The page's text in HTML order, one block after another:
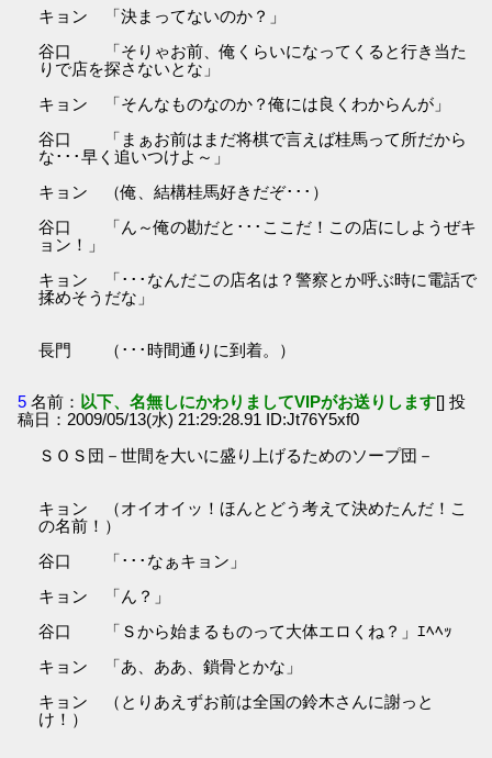
キョン 「決まってないのか？」
谷口 「そりゃお前、俺くらいになってくると行き当た
りで店を探さないとな」
キョン 「そんなものなのか？俺には良くわからんが」
谷口 「まぁお前はまだ将棋で言えば桂馬って所だから
な･･･早く追いつけよ～」
キョン （俺、結構桂馬好きだぞ･･･）
谷口 「ん～俺の勘だと･･･ここだ！この店にしようぜキ
ョン！」
キョン 「･･･なんだこの店名は？警察とか呼ぶ時に電話で
揉めそうだな」
長門 （･･･時間通りに到着。）
5 名前： 以下、名無しにかわりましてVIPがお送りします[] 投
稿日：2009/05/13(水) 21:29:28.91 ID:Jt76Y5xf0
ＳＯＳ団－世間を大いに盛り上げるためのソープ団－
キョン （オイオイッ！ほんとどう考えて決めたんだ！こ
の名前！）
谷口 「･･･なぁキョン」
キョン 「ん？」
谷口 「Ｓから始まるものって大体エロくね？」ｴﾍﾍｯ
キョン 「あ、ああ、鎖骨とかな」
キョン （とりあえずお前は全国の鈴木さんに謝っと
け！）